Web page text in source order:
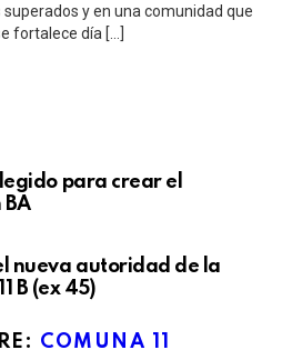
y en una comunidad que
fortalece día […]
para crear el
BA
nueva autoridad de la
B (ex 45)
COMUNA 11